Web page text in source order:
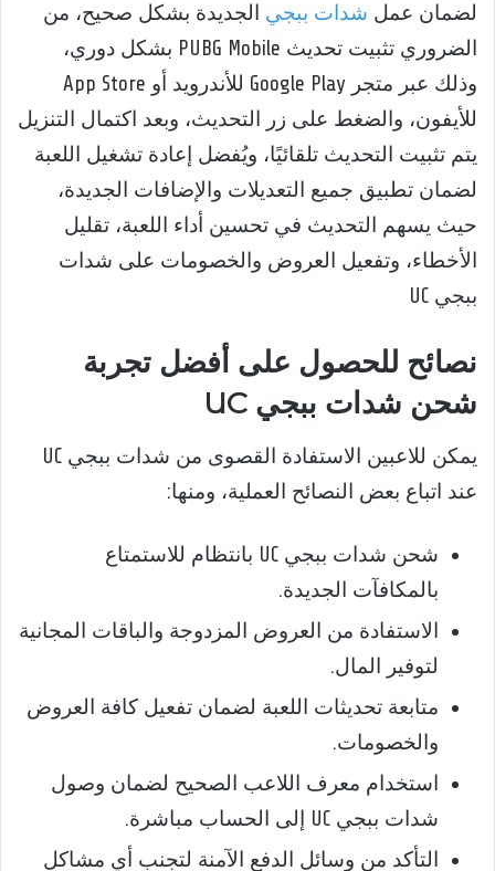
لضمان عمل شدات ببجي الجديدة بشكل صحيح، من
الضروري تثبيت تحديث PUBG Mobile بشكل دوري،
وذلك عبر متجر Google Play للأندرويد أو App Store
للأيفون، والضغط على زر التحديث، وبعد اكتمال التنزيل
يتم تثبيت التحديث تلقائيًا، ويُفضل إعادة تشغيل اللعبة
لضمان تطبيق جميع التعديلات والإضافات الجديدة،
حيث يسهم التحديث في تحسين أداء اللعبة، تقليل
الأخطاء، وتفعيل العروض والخصومات على شدات
ببجي UC
نصائح للحصول على أفضل تجربة
شحن شدات ببجي UC
يمكن للاعبين الاستفادة القصوى من شدات ببجي UC
عند اتباع بعض النصائح العملية، ومنها:
شحن شدات ببجي UC بانتظام للاستمتاع
بالمكافآت الجديدة.
الاستفادة من العروض المزدوجة والباقات المجانية
لتوفير المال.
متابعة تحديثات اللعبة لضمان تفعيل كافة العروض
والخصومات.
استخدام معرف اللاعب الصحيح لضمان وصول
شدات ببجي UC إلى الحساب مباشرة.
التأكد من وسائل الدفع الآمنة لتجنب أي مشاكل